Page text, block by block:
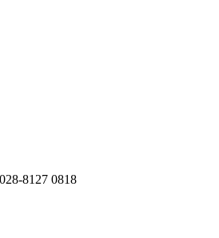
028-8127 0818